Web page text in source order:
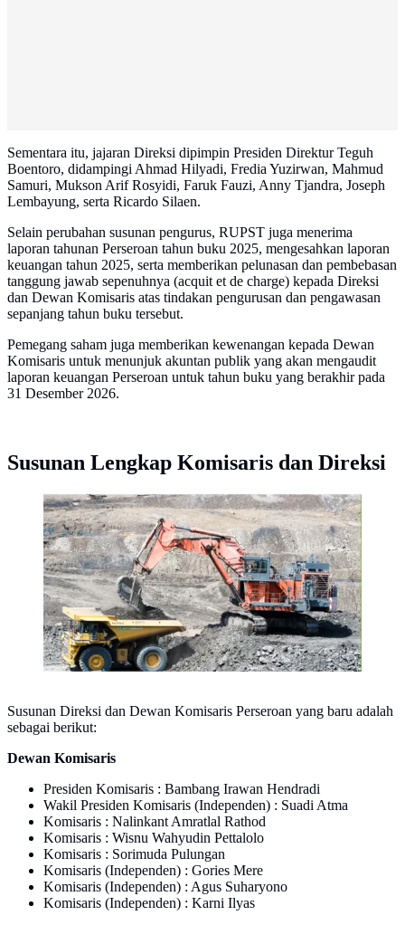
Sementara itu, jajaran Direksi dipimpin Presiden Direktur Teguh
Boentoro, didampingi Ahmad Hilyadi, Fredia Yuzirwan, Mahmud
Samuri, Mukson Arif Rosyidi, Faruk Fauzi, Anny Tjandra, Joseph
Lembayung, serta Ricardo Silaen.
Selain perubahan susunan pengurus, RUPST juga menerima
laporan tahunan Perseroan tahun buku 2025, mengesahkan laporan
keuangan tahun 2025, serta memberikan pelunasan dan pembebasan
tanggung jawab sepenuhnya (acquit et de charge) kepada Direksi
dan Dewan Komisaris atas tindakan pengurusan dan pengawasan
sepanjang tahun buku tersebut.
Pemegang saham juga memberikan kewenangan kepada Dewan
Komisaris untuk menunjuk akuntan publik yang akan mengaudit
laporan keuangan Perseroan untuk tahun buku yang berakhir pada
31 Desember 2026.
Susunan Lengkap Komisaris dan Direksi
PT Darma Henwa Tbk (DEWA).
Susunan Direksi dan Dewan Komisaris Perseroan yang baru adalah
sebagai berikut:
Dewan Komisaris
Presiden Komisaris : Bambang Irawan Hendradi
Wakil Presiden Komisaris (Independen) : Suadi Atma
Komisaris : Nalinkant Amratlal Rathod
Komisaris : Wisnu Wahyudin Pettalolo
Komisaris : Sorimuda Pulungan
Komisaris (Independen) : Gories Mere
Komisaris (Independen) : Agus Suharyono
Komisaris (Independen) : Karni Ilyas